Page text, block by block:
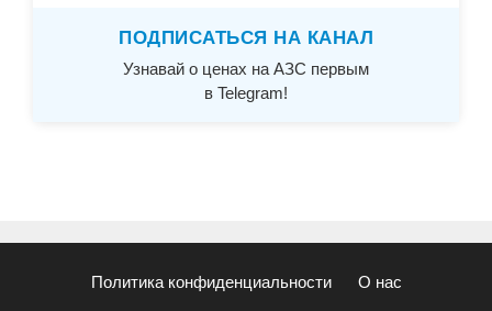
ПОДПИСАТЬСЯ НА КАНАЛ
Узнавай о ценах на АЗС первым
в Telegram!
Политика конфиденциальности О нас